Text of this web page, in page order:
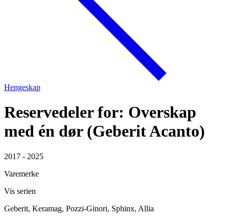
Hengeskap
Reservedeler for: Overskap
med én dør (Geberit Acanto)
2017 - 2025
Varemerke
Vis serien
Geberit, Keramag, Pozzi-Ginori, Sphinx, Allia